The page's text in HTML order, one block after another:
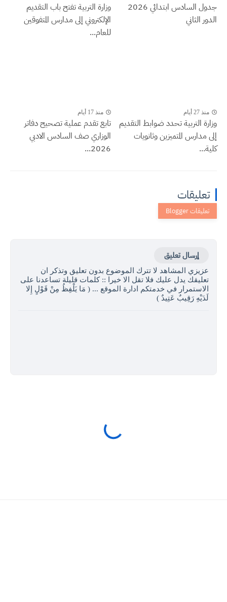
جدول السادس ابتدائي 2026
الدور الثاني
وزارة التربية تفتح باب التقديم
الإلكتروني إلى مدارس المتفوقين
للعام...
منذ 27 أيام
وزارة التربية تحدد ضوابط التقديم
إلى مدارس المتميزين وثانويات
كلية...
منذ 17 أيام
تابع تقدم عملية تصحيح دفاتر
الوزاري صف السادس الادبي
2026...
تعليقات
إرسال تعليق
عزيزي المشاهد لا تترك الموضوع بدون تعليق وتذكر ان
تعليقك يدل عليك فلا تقل الا خيرا :: كلمات قليلة تساعدنا على
الاستمرار في خدمتكم ادارة الموقع ... ( مَا يَلْفِظُ مِنْ قَوْلٍ إِلا
لَدَيْهِ رَقِيبٌ عَتِيدٌ )